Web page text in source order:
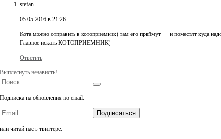
stefan
05.05.2016 в 21:26
Кота можно отправить в котоприемник) там его приймут — и поместят куда
Главное искать КОТОПРИЕМНИК)
Ответить
Выплеснуть ненависть!
Подписка на обновления по email:
Подписаться
или читай нас в твиттере: